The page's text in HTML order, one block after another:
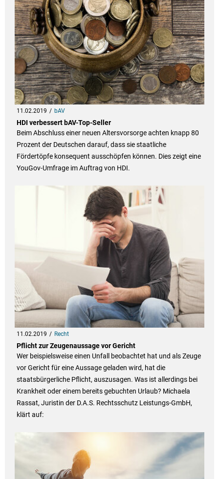
11.02.2019 bAV
HDI verbessert bAV-Top-Seller
Beim Abschluss einer neuen Altersvorsorge achten knapp 80
Prozent der Deutschen darauf, dass sie staatliche
Fördertöpfe konsequent ausschöpfen können. Dies zeigt eine
YouGov-Umfrage im Auftrag von HDI.
11.02.2019 Recht
Pflicht zur Zeugenaussage vor Gericht
Wer beispielsweise einen Unfall beobachtet hat und als Zeuge
vor Gericht für eine Aussage geladen wird, hat die
staatsbürgerliche Pflicht, auszusagen. Was ist allerdings bei
Krankheit oder einem bereits gebuchten Urlaub? Michaela
Rassat, Juristin der D.A.S. Rechtsschutz Leistungs-GmbH,
klärt auf: